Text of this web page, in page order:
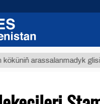
arassalanmadyk glisirrizin